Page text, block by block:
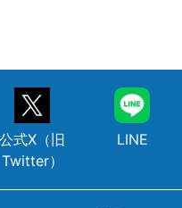
公式X（旧
Twitter）
LINE